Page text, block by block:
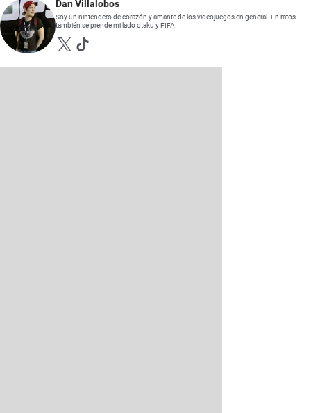
Dan Villalobos
Soy un nintendero de corazón y amante de los videojuegos en general. En ratos
también se prende mi lado otaku y FIFA.
Opens in new window
Opens in new window